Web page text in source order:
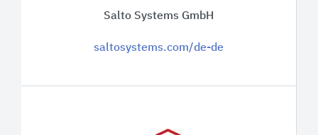
Salto Systems GmbH
saltosystems.com/de-de